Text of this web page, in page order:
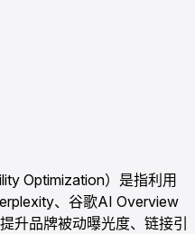
Optimization）是指利用
、谷歌AI Overview
升品牌被动曝光度、链接引